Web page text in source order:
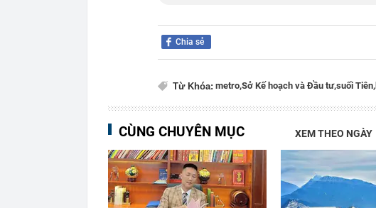
Chia sẻ
Từ Khóa: metro,Sở Kế hoạch và Đầu tư,suối Tiên,
CÙNG CHUYÊN MỤC XEM THEO NGÀY